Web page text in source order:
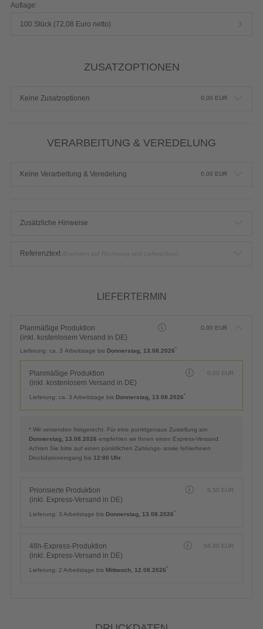
Auflage:
100 Stück (72,08 Euro netto)
ZUSATZOPTIONEN
Keine Zusatzoptionen 0,00 EUR
VERARBEITUNG & VEREDELUNG
Keine Verarbeitung & Veredelung 0,00 EUR
Zusätzliche Hinweise
Referenztext
LIEFERTERMIN
Planmäßige Produktion
(inkl. kostenlosem Versand in DE)
0,00 EUR
Lieferung: ca. 3 Arbeitstage bis Donnerstag, 13.08.2026*
Planmäßige Produktion
(inkl. kostenlosem Versand in DE)
0,00 EUR
Lieferung: ca. 3 Arbeitstage bis Donnerstag, 13.08.2026*
* Wir versenden fristgerecht. Für eine punktgenaue Zustellung am
Donnerstag, 13.08.2026 empfehlen wir Ihnen einen Express-Versand.
Achten Sie bitte auf einen pünktlichen Zahlungs- sowie fehlerfreien
Druckdateneingang bis 12:00 Uhr
Priorisierte Produktion
(inkl. Express-Versand in DE)
6,50 EUR
Lieferung: 3 Arbeitstage bis Donnerstag, 13.08.2026*
48h-Express-Produktion
(inkl. Express-Versand in DE)
58,80 EUR
Lieferung: 2 Arbeitstage bis Mittwoch, 12.08.2026*